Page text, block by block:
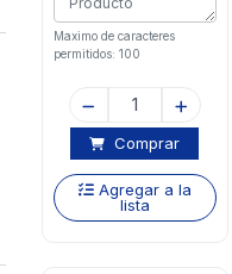
Maximo de caracteres
permitidos: 100
Comprar
Agregar a la
lista